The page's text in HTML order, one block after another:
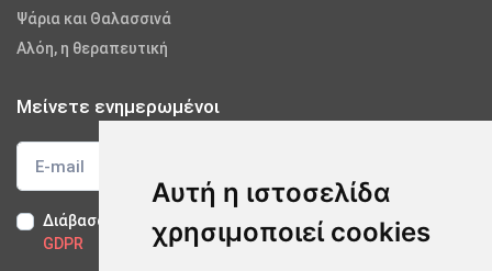
Αυτή η ιστοσελίδα
χρησιμοποιεί cookies
Ψάρια και Θαλασσινά
Αλόη, η θεραπευτική
Μείνετε ενημερωμένοι
Διάβασα και αποδέχομαι τους Όρους Χρήσης -
Δήλωση
GDPR